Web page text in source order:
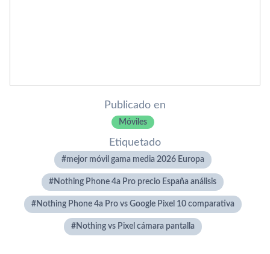
Publicado en
Móviles
Etiquetado
mejor móvil gama media 2026 Europa
Nothing Phone 4a Pro precio España análisis
Nothing Phone 4a Pro vs Google Pixel 10 comparativa
Nothing vs Pixel cámara pantalla